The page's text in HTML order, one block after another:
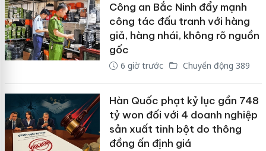
Công an Bắc Ninh đẩy mạnh
công tác đấu tranh với hàng
giả, hàng nhái, không rõ nguồn
gốc
6 giờ trước Chuyển động 389
Hàn Quốc phạt kỷ lục gần 748
tỷ won đối với 4 doanh nghiệp
sản xuất tinh bột do thông
đồng ấn định giá